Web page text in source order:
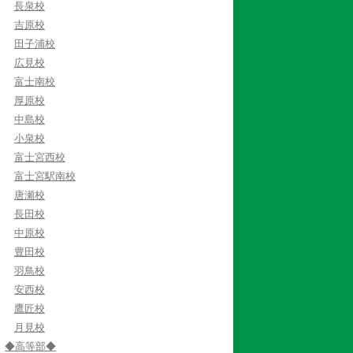
長泉校
吉原校
田子浦校
広見校
富士南校
厚原校
中島校
小泉校
富士宮西校
富士宮駅南校
唐瀬校
長田校
中原校
豊田校
羽鳥校
安西校
鷹匠校
月見校
◆高等部◆